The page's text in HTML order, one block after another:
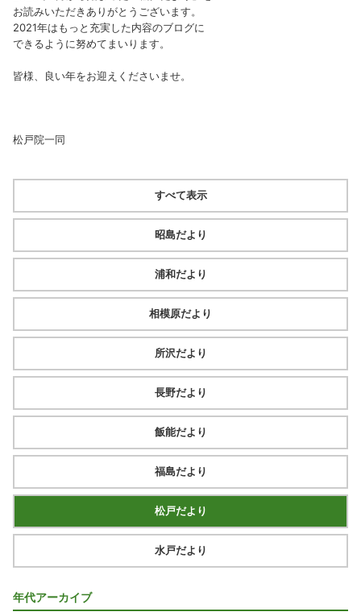
お読みいただきありがとうございます。
2021年はもっと充実した内容のブログに
できるように努めてまいります。
皆様、良い年をお迎えくださいませ。
松戸院一同
すべて表示
昭島だより
浦和だより
相模原だより
所沢だより
長野だより
飯能だより
福島だより
松戸だより
水戸だより
年代アーカイブ